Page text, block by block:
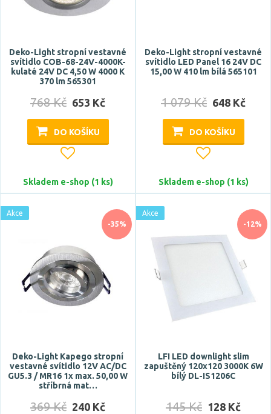
Deko-Light stropní vestavné
svítidlo COB-68-24V-4000K-
kulaté 24V DC 4,50 W 4000 K
370 lm 565301
768 Kč 653 Kč
DO KOŠÍKU
Skladem e-shop (1 ks)
Deko-Light stropní vestavné
svítidlo LED Panel 16 24V DC
15,00 W 410 lm bílá 565101
1 079 Kč 648 Kč
DO KOŠÍKU
Skladem e-shop (1 ks)
-35%
Akce
Deko-Light Kapego stropní
vestavné svítidlo 12V AC/DC
GU5.3 / MR16 1x max. 50,00 W
stříbrná mat…
369 Kč 240 Kč
-12%
Akce
LFI LED downlight slim
zapuštěný 120x120 3000K 6W
bílý DL-IS1206C
145 Kč 128 Kč